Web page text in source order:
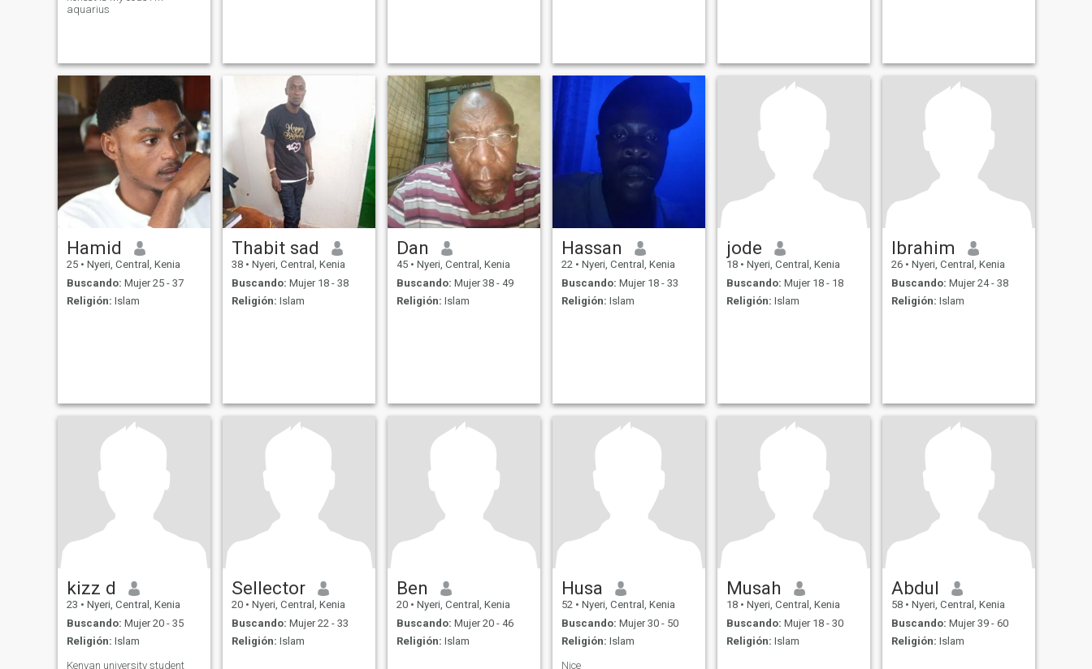
aquarius
Hamid
25 • Nyeri, Central, Kenia
Buscando: Mujer 25 - 37
Religión: Islam
Thabit sad
38 • Nyeri, Central, Kenia
Buscando: Mujer 18 - 38
Religión: Islam
Dan
45 • Nyeri, Central, Kenia
Buscando: Mujer 38 - 49
Religión: Islam
Hassan
22 • Nyeri, Central, Kenia
Buscando: Mujer 18 - 33
Religión: Islam
jode
18 • Nyeri, Central, Kenia
Buscando: Mujer 18 - 18
Religión: Islam
Ibrahim
26 • Nyeri, Central, Kenia
Buscando: Mujer 24 - 38
Religión: Islam
kizz d
23 • Nyeri, Central, Kenia
Buscando: Mujer 20 - 35
Religión: Islam
Kenyan university student
Sellector
20 • Nyeri, Central, Kenia
Buscando: Mujer 22 - 33
Religión: Islam
Ben
20 • Nyeri, Central, Kenia
Buscando: Mujer 20 - 46
Religión: Islam
Husa
52 • Nyeri, Central, Kenia
Buscando: Mujer 30 - 50
Religión: Islam
Nice
Musah
18 • Nyeri, Central, Kenia
Buscando: Mujer 18 - 30
Religión: Islam
Abdul
58 • Nyeri, Central, Kenia
Buscando: Mujer 39 - 60
Religión: Islam